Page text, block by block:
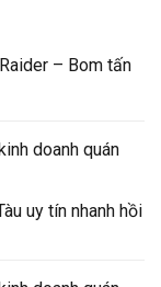
– Bom tấn
doanh quán
uy tín nhanh hồi